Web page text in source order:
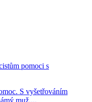
pomoci s
S vyšetřováním